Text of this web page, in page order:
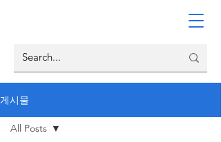
게시물
All Posts